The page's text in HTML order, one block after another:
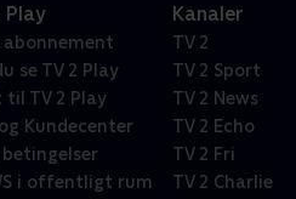
Play
abonnement
se TV 2 Play
til TV 2 Play
Kundecenter
i offentligt rum
Kanaler
TV 2
TV 2 Sport
TV 2 News
TV 2 Echo
TV 2 Fri
TV 2 Charlie